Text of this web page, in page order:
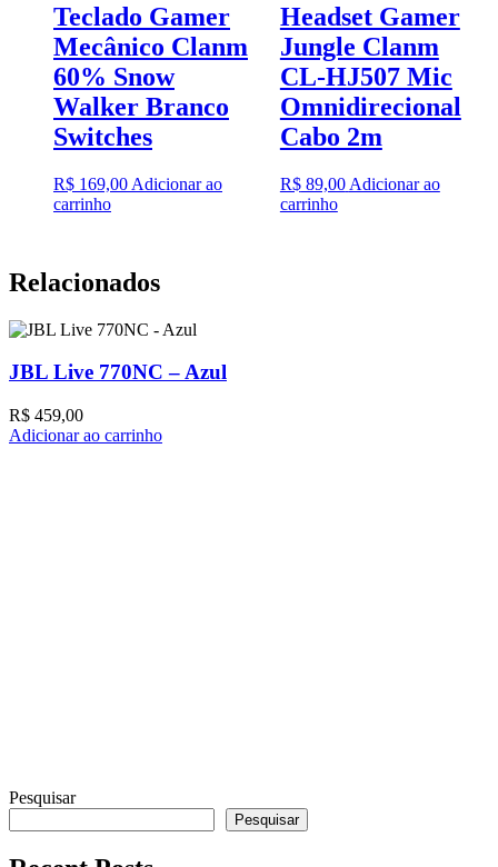
Teclado Gamer
Mecânico Clanm
60% Snow
Walker Branco
Switches
R$ 169,00 Adicionar ao
carrinho
Headset Gamer
Jungle Clanm
CL-HJ507 Mic
Omnidirecional
Cabo 2m
R$89,00 Adicionar ao
carrinho
Relacionados
JBL Live 770NC – Azul
R$ 459,00
Adicionar ao carrinho
Pesquisar
Pesquisar